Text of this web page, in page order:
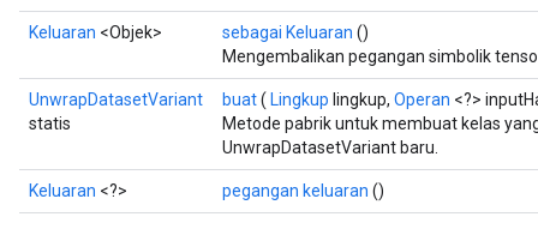
Keluaran <Objek> sebagai Keluaran ()
Mengembalikan pegangan simbolik
UnwrapDatasetVariant
statis
buat( Lingkup lingkup, Operan <?>
Metode pabrik untuk membuat kelas
UnwrapDatasetVariant baru.
Keluaran <?> pegangan keluaran ()